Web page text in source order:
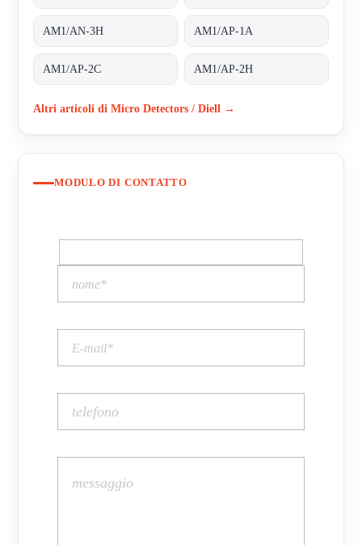
AM1/AN-3H AM1/AP-1A
AM1/AP-2C AM1/AP-2H
Altri articoli di Micro Detectors / Diell →
MODULO DI CONTATTO